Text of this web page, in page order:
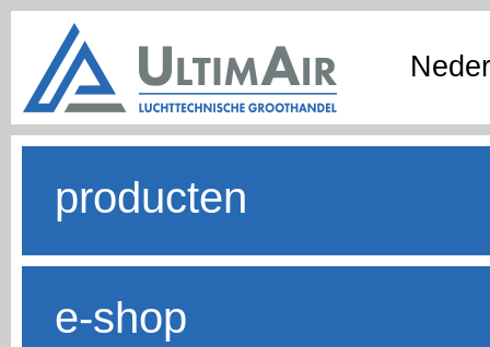
producten
e-shop